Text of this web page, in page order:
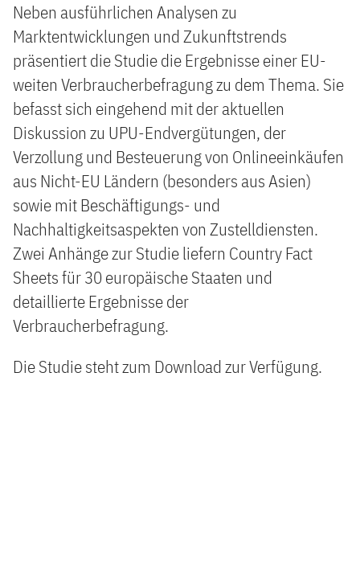
Neben ausführlichen Analysen zu
Marktentwicklungen und Zukunftstrends
präsentiert die Studie die Ergebnisse einer EU-
weiten Verbraucherbefragung zu dem Thema. Sie
befasst sich eingehend mit der aktuellen
Diskussion zu UPU-Endvergütungen, der
Verzollung und Besteuerung von Onlineeinkäufen
aus Nicht-EU Ländern (besonders aus Asien)
sowie mit Beschäftigungs- und
Nachhaltigkeitsaspekten von Zustelldiensten.
Zwei Anhänge zur Studie liefern Country Fact
Sheets für 30 europäische Staaten und
detaillierte Ergebnisse der
Verbraucherbefragung.
Die Studie steht zum Download zur Verfügung.